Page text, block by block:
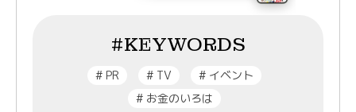
#KEYWORDS
#PR #TV #イベント
#お金のいろは